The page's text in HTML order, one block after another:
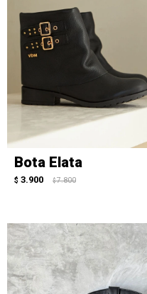
Bota Elata
$ 3.900 $ 7.800